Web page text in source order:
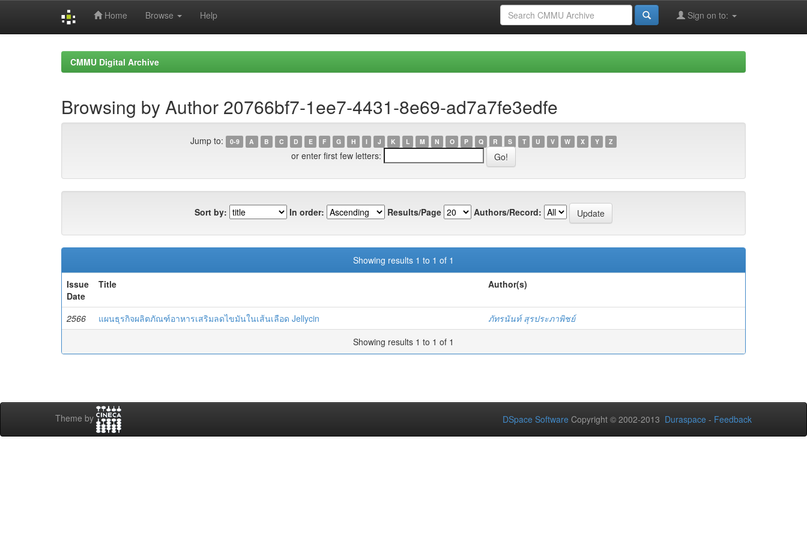
Home Browse Help Sign on to:
CMMU Digital Archive
Browsing by Author 20766bf7-1ee7-4431-8e69-ad7a7fe3edfe
Jump to: 0-9 A B C D E F G H I J K L M N O P Q R S T U V W X Y Z
or enter first few letters:
Sort by: In order: Results/Page Authors/Record:
Showing results 1 to 1 of 1
Issue
Date
Title Author(s)
2566 แผนธุรกิจผลิตภัณฑ์อาหารเสริมลดไขมันในเส้นเลือด Jellycin
ภัทรนันท์ สุรประภาพิชย์
Showing results 1 to 1 of 1
Theme by DSpace Software Copyright © 2002-2013 Duraspace - Feedback